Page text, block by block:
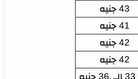
43 جنيه
41 جنيه
42 جنيه
42 جنيه